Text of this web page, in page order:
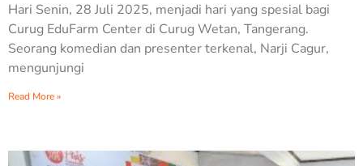
Hari Senin, 28 Juli 2025, menjadi hari yang spesial bagi
Curug EduFarm Center di Curug Wetan, Tangerang.
Seorang komedian dan presenter terkenal, Narji Cagur,
mengunjungi
Read More »